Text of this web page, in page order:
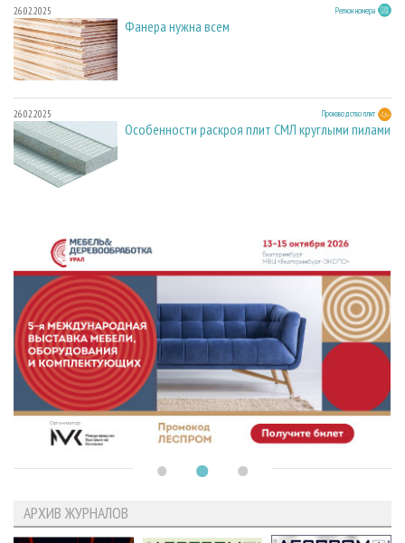
26.02.2025 Регион номера
Фанера нужна всем
26.02.2025 Производство плит
Особенности раскроя плит СМЛ круглыми пилами
АРХИВ ЖУРНАЛОВ